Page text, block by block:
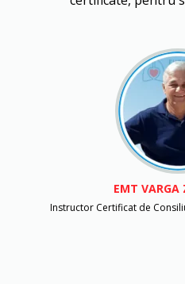
EMT VARGA
Instructor Certificat de